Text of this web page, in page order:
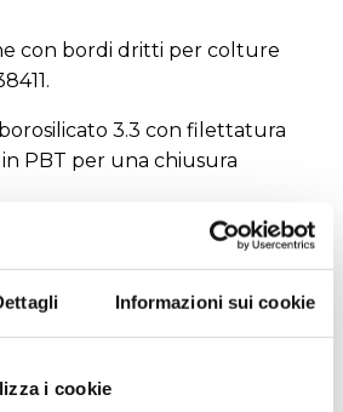
Informazioni sui cookie
i cookie
con bordi dritti per colture
3.3 con filettatura
PBT per una chiusura
alla guarnizione in silicone